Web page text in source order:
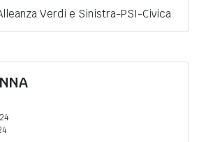
Verdi e Sinistra-PSI-Civica